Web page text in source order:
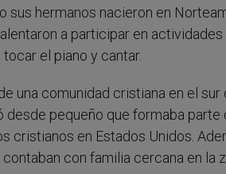
sus hermanos nacieron en
a participar en
el piano y cantar.
una comunidad cristiana en el
desde pequeño que formaba
cristianos en Estados Unidos.
con familia cercana en la